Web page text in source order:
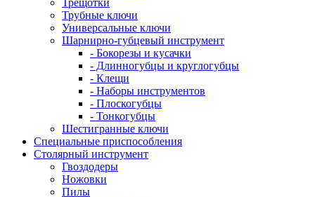
Трещотки
Трубные ключи
Универсальные ключи
Шарнирно-губцевый инструмент
- Бокорезы и кусачки
- Длинногубцы и круглогубцы
- Клещи
- Наборы инструментов
- Плоскогубцы
- Тонкогубцы
Шестигранные ключи
Специальные приспособления
Столярный инструмент
Гвоздодеры
Ножовки
Пилы